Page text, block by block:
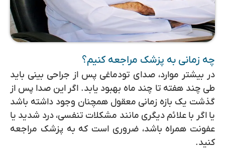
چه زمانی به پزشک مراجعه کنیم؟
در بیشتر موارد، صدای تودماغی پس از جراحی بینی باید
طی چند هفته تا چند ماه بهبود یابد. اگر این صدا پس از
گذشت یک بازه زمانی معقول همچنان وجود داشته باشد
یا اگر با علائم دیگری مانند مشکلات تنفسی، درد شدید یا
عفونت همراه باشد، ضروری است که به پزشک مراجعه
کنید.